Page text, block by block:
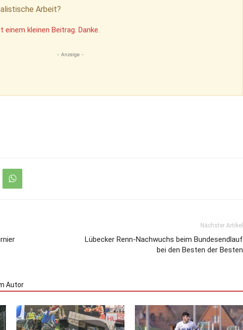
Arbeit?
kleinen Beitrag. Danke.
- Anzeige -
Nächster Artikel
Lübecker Renn-Nachwuchs beim Bundesendlauf
bei den Besten der Besten
Autor